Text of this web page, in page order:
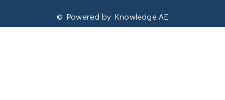
© Powered by Knowledge AE